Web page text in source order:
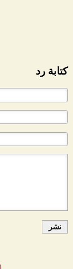
كتابة رد
نشر